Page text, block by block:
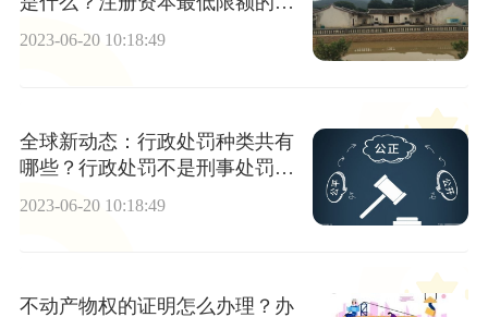
定内容是什么？_当前关注
2023-06-20 10:18:49
全球新动态：行政处罚种类共有
哪些？行政处罚不是刑事处罚
2023-06-20 10:18:49
不动产物权的证明怎么办理？办